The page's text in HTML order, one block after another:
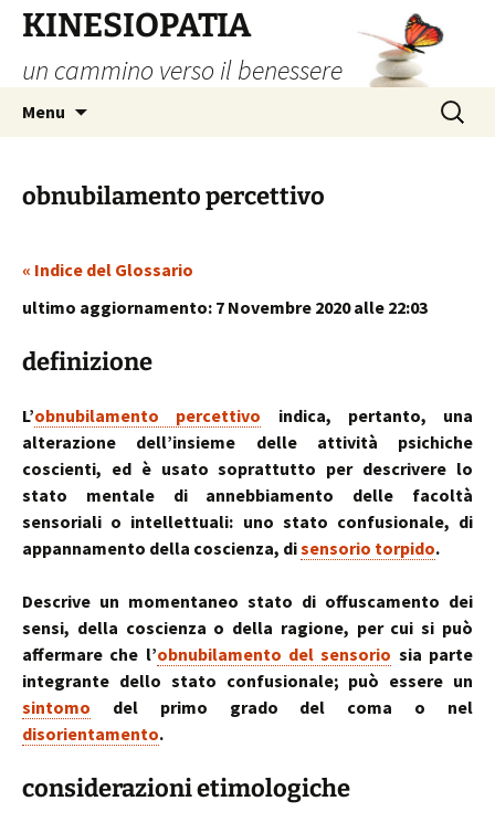
contenuto
KINESIOPATIA
un cammino verso il benessere
Menu
Ricerca
per:
obnubilamento percettivo
« Indice del Glossario
ultimo aggiornamento: 7 Novembre 2020 alle 22:03
definizione
L’obnubilamento percettivo indica, pertanto, una
alterazione dell’insieme delle attività psichiche
coscienti, ed è usato soprattutto per descrivere lo
stato mentale di annebbiamento delle facoltà
sensoriali o intellettuali: uno stato confusionale, di
appannamento della coscienza, disensorio torpido.
Descrive un momentaneo stato di offuscamento dei
sensi, della coscienza o della ragione, per cui si può
affermare che l’obnubilamento del sensorio sia parte
integrante dello stato confusionale; può essere un
sintomo del primo grado del coma o nel
disorientamento.
considerazioni etimologiche